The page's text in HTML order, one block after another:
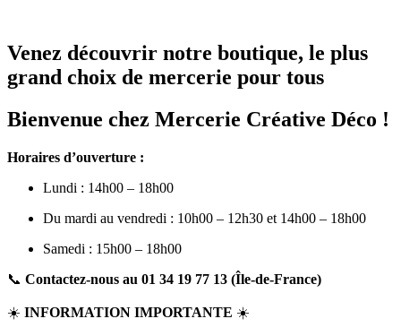
Venez découvrir notre boutique, le plus
grand choix de mercerie pour tous
Bienvenue chez Mercerie Créative Déco !
Horaires d’ouverture :
Lundi : 14h00 – 18h00
Du mardi au vendredi : 10h00 – 12h30 et 14h00 – 18h00
Samedi : 15h00 – 18h00
📞 Contactez-nous au 01 34 19 77 13 (Île-de-France)
☀️ INFORMATION IMPORTANTE ☀️